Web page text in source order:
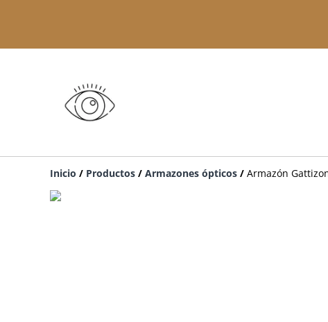
Inicio / Productos / Armazones ópticos / Armazón